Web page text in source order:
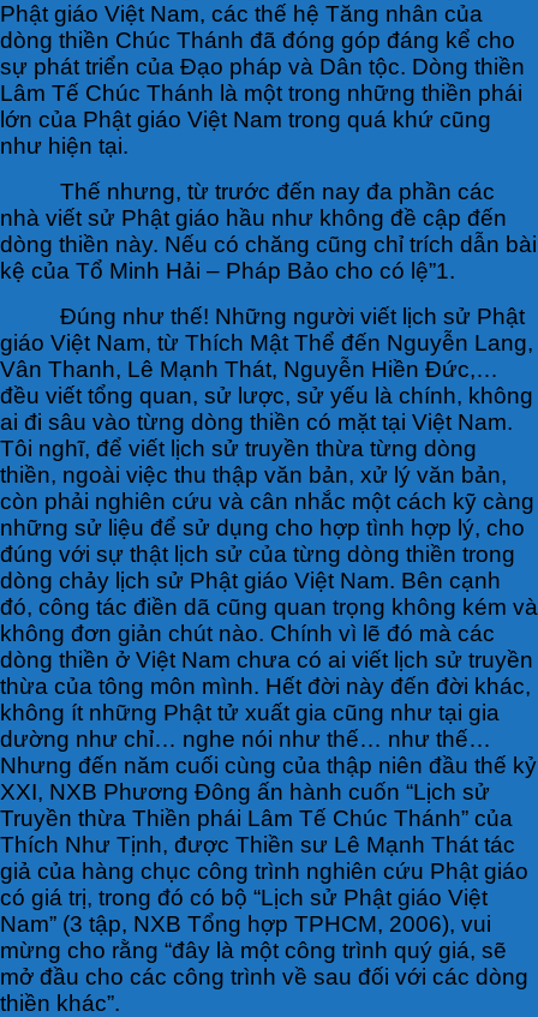
Phật giáo Việt Nam, các thế hệ Tăng nhân của
dòng thiền Chúc Thánh đã đóng góp đáng kể cho
sự phát triển của Đạo pháp và Dân tộc. Dòng thiền
Lâm Tế Chúc Thánh là một trong những thiền phái
lớn của Phật giáo Việt Nam trong quá khứ cũng
như hiện tại.
Thế nhưng, từ trước đến nay đa phần các
nhà viết sử Phật giáo hầu như không đề cập đến
dòng thiền này. Nếu có chăng cũng chỉ trích dẫn bài
kệ của Tổ Minh Hải – Pháp Bảo cho có lệ”1.
Đúng như thế! Những người viết lịch sử Phật
giáo Việt Nam, từ Thích Mật Thể đến Nguyễn Lang,
Vân Thanh, Lê Mạnh Thát, Nguyễn Hiền Đức,…
đều viết tổng quan, sử lược, sử yếu là chính, không
ai đi sâu vào từng dòng thiền có mặt tại Việt Nam.
Tôi nghĩ, để viết lịch sử truyền thừa từng dòng
thiền, ngoài việc thu thập văn bản, xử lý văn bản,
còn phải nghiên cứu và cân nhắc một cách kỹ càng
những sử liệu để sử dụng cho hợp tình hợp lý, cho
đúng với sự thật lịch sử của từng dòng thiền trong
dòng chảy lịch sử Phật giáo Việt Nam. Bên cạnh
đó, công tác điền dã cũng quan trọng không kém và
không đơn giản chút nào. Chính vì lẽ đó mà các
dòng thiền ở Việt Nam chưa có ai viết lịch sử truyền
thừa của tông môn mình. Hết đời này đến đời khác,
không ít những Phật tử xuất gia cũng như tại gia
dường như chỉ… nghe nói như thế… như thế…
Nhưng đến năm cuối cùng của thập niên đầu thế kỷ
XXI, NXB Phương Đông ấn hành cuốn “Lịch sử
Truyền thừa Thiền phái Lâm Tế Chúc Thánh” của
Thích Như Tịnh, được Thiền sư Lê Mạnh Thát tác
giả của hàng chục công trình nghiên cứu Phật giáo
có giá trị, trong đó có bộ “Lịch sử Phật giáo Việt
Nam” (3 tập, NXB Tổng hợp TPHCM, 2006), vui
mừng cho rằng “đây là một công trình quý giá, sẽ
mở đầu cho các công trình về sau đối với các dòng
thiền khác”.